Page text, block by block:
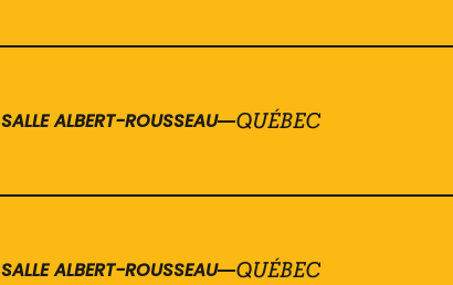
SALLE ALBERT-ROUSSEAU QUÉBEC
SALLE ALBERT-ROUSSEAU QUÉBEC